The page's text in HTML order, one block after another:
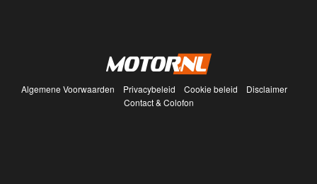
Algemene Voorwaarden Privacybeleid Cookie beleid
Disclaimer
Contact & Colofon